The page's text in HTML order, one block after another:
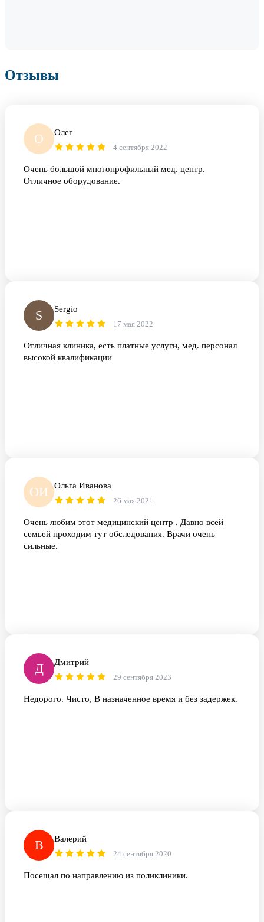
Отзывы
О Олег
4 сентября 2022
Очень большой многопрофильный мед. центр.
Отличное оборудование.
S Sergio
17 мая 2022
Отличная клиника, есть платные услуги, мед. персонал
высокой квалификации
ОИ Ольга Иванова
26 мая 2021
Очень любим этот медицинский центр . Давно всей
семьей проходим тут обследования. Врачи очень
сильные.
Д Дмитрий
29 сентября 2023
Недорого. Чисто, В назначенное время и без задержек.
В Валерий
24 сентября 2020
Посещал по направлению из поликлиники.